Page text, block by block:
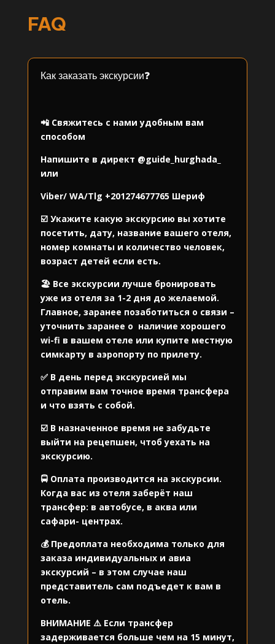
FAQ
Как заказать экскурсии❓
📲 Свяжитесь с нами удобным вам
способом
Напишите в директ @guide_hurghada_
или
Viber/ WA/Tlg +201274677765 Шериф
☑️ Укажите какую экскурсию вы хотите
посетить, дату, название вашего отеля,
номер комнаты и количество человек,
возраст детей если есть.
🏖️ Все экскурсии лучше бронировать
уже из отеля за 1-2 дня до желаемой.
Главное, заранее позаботиться о связи –
уточнить заранее о наличие хорошего
wi-fi в вашем отеле или купите местную
симкарту в аэропорту по прилету.
✅ В день перед экскурсией мы
отправим вам точное время трансфера
и что взять с собой.
☑️ В назначенное время не забудьте
выйти на рецепшен, чтоб уехать на
экскурсию.
🚍 Оплата производится на экскурсии.
Когда вас из отеля заберёт наш
трансфер: в автобусе, в аква или
сафари- центрах.
💰 Предоплата необходима только для
заказа индивидуальных и авиа
экскурсий – в этом случае наш
представитель сам подъедет к вам в
отель.
ВНИМАНИЕ ⚠️ Если трансфер
задерживается больше чем на 15 минут,